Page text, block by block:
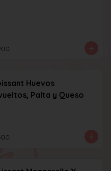
Huevos
Palta y Queso